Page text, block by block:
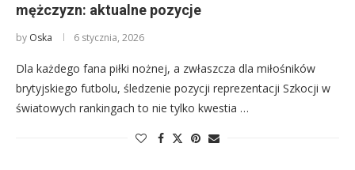
mężczyzn: aktualne pozycje
by Oska 6 stycznia, 2026
Dla każdego fana piłki nożnej, a zwłaszcza dla miłośników
brytyjskiego futbolu, śledzenie pozycji reprezentacji Szkocji w
światowych rankingach to nie tylko kwestia …